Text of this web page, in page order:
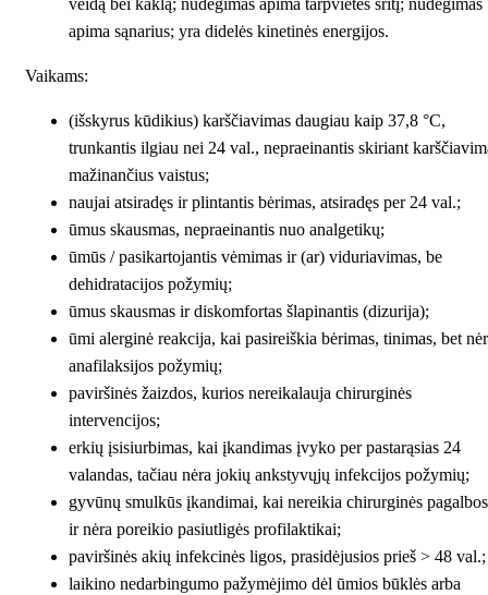
veidą bei kaklą; nudegimas apima tarpvietės sritį; nudegimas
apima sąnarius; yra didelės kinetinės energijos.
Vaikams:
(išskyrus kūdikius) karščiavimas daugiau kaip 37,8 °C,
trunkantis ilgiau nei 24 val., nepraeinantis skiriant
mažinančius vaistus;
naujai atsiradęs ir plintantis bėrimas, atsiradęs per 24 val.;
ūmus skausmas, nepraeinantis nuo analgetikų;
ūmūs / pasikartojantis vėmimas ir (ar) viduriavimas, be
dehidratacijos požymių;
ūmus skausmas ir diskomfortas šlapinantis (dizurija);
ūmi alerginė reakcija, kai pasireiškia bėrimas, tinimas, bet
anafilaksijos požymių;
paviršinės žaizdos, kurios nereikalauja chirurginės
intervencijos;
erkių įsisiurbimas, kai įkandimas įvyko per pastarąsias 24
valandas, tačiau nėra jokių ankstyvųjų infekcijos požymių;
gyvūnų smulkūs įkandimai, kai nereikia chirurginės pagalbos
ir nėra poreikio pasiutligės profilaktikai;
paviršinės akių infekcinės ligos, prasidėjusios prieš > 48 val.;
laikino nedarbingumo pažymėjimo dėl ūmios būklės arba